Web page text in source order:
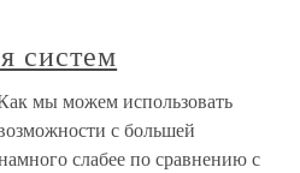
систем
мы можем использовать
с большей
слабее по сравнению с